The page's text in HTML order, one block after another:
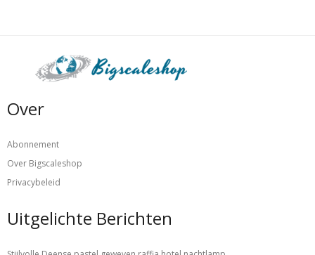
Over
Abonnement
Over Bigscaleshop
Privacybeleid
Uitgelichte Berichten